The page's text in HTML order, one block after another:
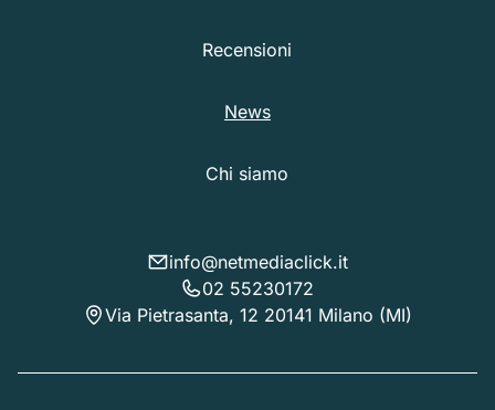
Recensioni
News
Chi siamo
info@netmediaclick.it
02 55230172
Via Pietrasanta, 12 20141 Milano (MI)